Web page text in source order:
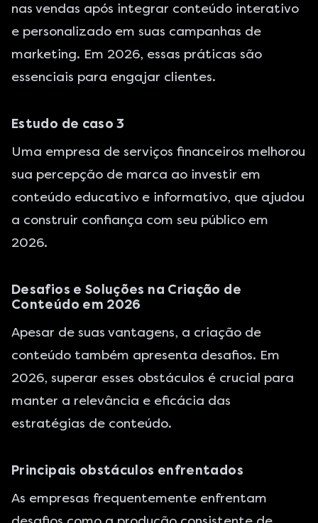
nas vendas após integrar conteúdo interativo
e personalizado em suas campanhas de
marketing. Em 2026, essas práticas são
essenciais para engajar clientes.
Estudo de caso 3
Uma empresa de serviços financeiros melhorou
sua percepção de marca ao investir em
conteúdo educativo e informativo, que ajudou
a construir confiança com seu público em
2026.
Desafios e Soluções na Criação de
Conteúdo em 2026
Apesar de suas vantagens, a criação de
conteúdo também apresenta desafios. Em
2026, superar esses obstáculos é crucial para
manter a relevância e eficácia das
estratégias de conteúdo.
Principais obstáculos enfrentados
As empresas frequentemente enfrentam